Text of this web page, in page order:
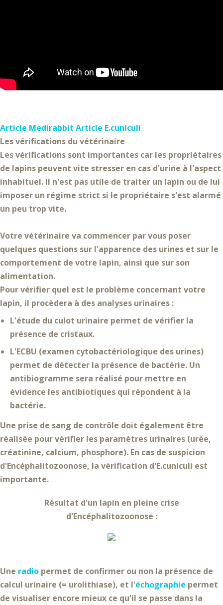
Article Medirabbit Article E.cuniculi
Les vérifications du vétérinaire
Lesvérifications sont importantes car les propriétaires
de lapins peuvent vite stresser en cas d'urine à l'aspect
inhabituel. Il n'est pas utile de traiter un lapin ou de lui
imposer un régime strict si le propriétaire s'est alarmé
un peu trop vite.
Votre vétérinaire va commencer par vous poser
quelques questions sur l'apparence des urines et sur le
comportement de votre lapin, ainsi que sur son
alimentation.
Pour vérifier quel est le problème concernant votre
lapin, il procèdera à des analyses urinaires :
L'étude du culot urinaire permet de vérifier la
présence de cristaux.
L'ECBU (examen cytobactériologique des urines)
permet de détecter la présence de bactérie. Un
antibiogramme sera réalisé pour mettre en
évidence les antibiotiques qui répondent à la
bactérie.
Une prise de sang de contrôle doit également être
réalisée pourvérifier les paramètres urinaires (urée,
créatinine, calcium, phosphore). En cas de suspicion
d'Encéphalitozoonose, la vérification d'E.cuniculi est
importante.
Résultat d'un lapin en pleine crise
d'Encéphalitozoonose :
Une radio permet de confirmer ou non la présence de
calcul urinaire (= urolithiase), et l'échographie permet
de visualiser encore mieux ce qu'il se passe dans la